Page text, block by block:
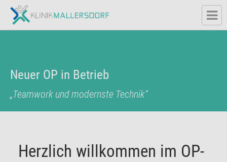
Neuer OP in Betrieb
„Teamwork und modernste Technik“
Herzlich willkommen im OP-